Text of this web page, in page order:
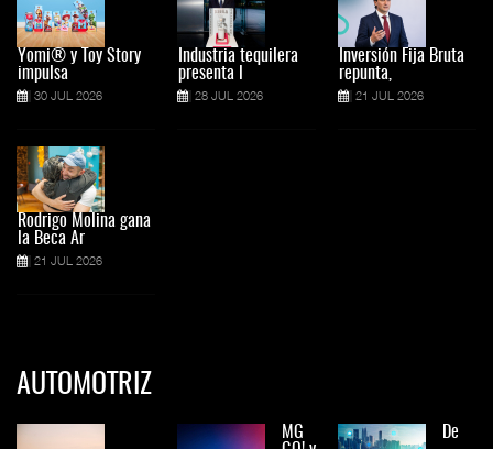
Yomi® y Toy Story
impulsa
30 JUL 2026
Rodrigo Molina gana
la Beca Ar
21 JUL 2026
Industria tequilera
presenta l
28 JUL 2026
Inversión Fija Bruta
repunta,
21 JUL 2026
AUTOMOTRIZ
MG
De